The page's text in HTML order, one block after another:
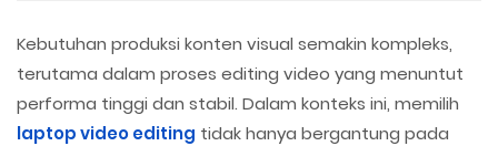
Kebutuhan produksi konten visual semakin kompleks,
terutama dalam proses editing video yang menuntut
performa tinggi dan stabil. Dalam konteks ini, memilih
laptop video editing tidak hanya bergantung pada